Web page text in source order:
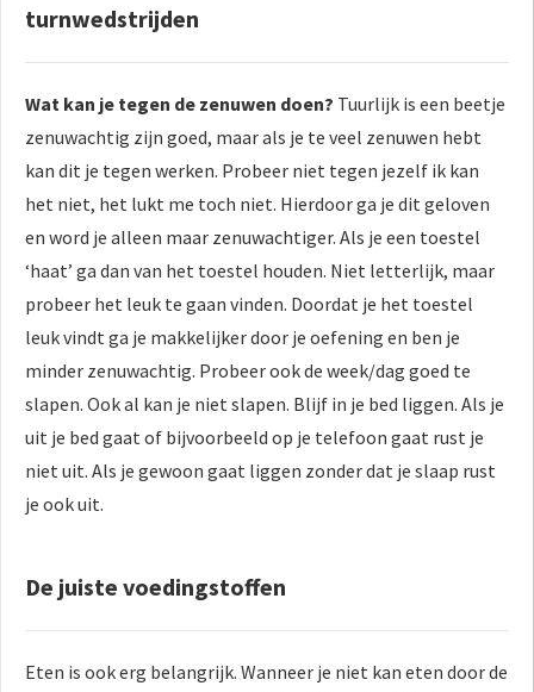
turnwedstrijden
Wat kan je tegen de zenuwen doen? Tuurlijk is een beetje
zenuwachtig zijn goed, maar als je te veel zenuwen hebt
kan dit je tegen werken. Probeer niet tegen jezelf ik kan
het niet, het lukt me toch niet. Hierdoor ga je dit geloven
en word je alleen maar zenuwachtiger. Als je een toestel
‘haat’ ga dan van het toestel houden. Niet letterlijk, maar
probeer het leuk te gaan vinden. Doordat je het toestel
leuk vindt ga je makkelijker door je oefening en ben je
minder zenuwachtig. Probeer ook de week/dag goed te
slapen. Ook al kan je niet slapen. Blijf in je bed liggen. Als je
uit je bed gaat of bijvoorbeeld op je telefoon gaat rust je
niet uit. Als je gewoon gaat liggen zonder dat je slaap rust
je ook uit.
De juiste voedingstoffen
Eten is ook erg belangrijk. Wanneer je niet kan eten door de